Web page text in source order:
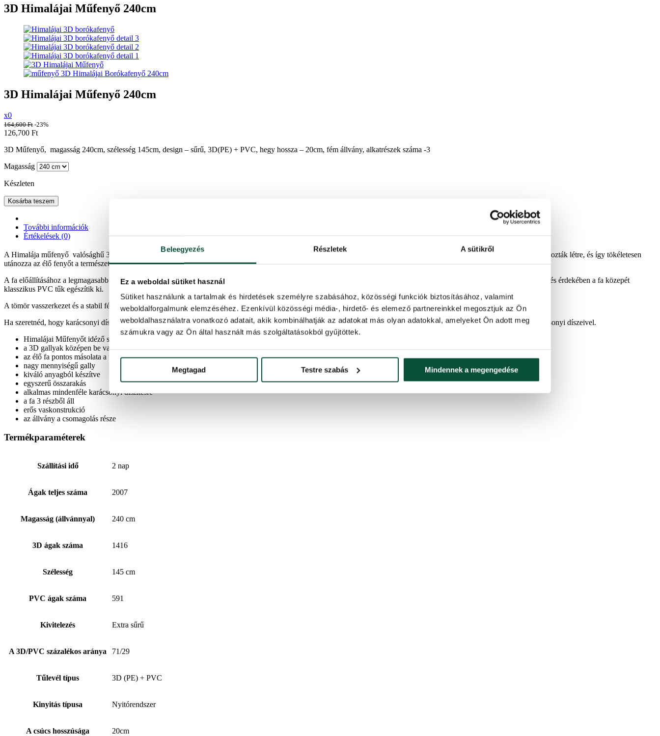
Beleegyezés Részletek A sütikről
Ez a weboldal sütiket használ
Sütiket használunk a tartalmak és hirdetések személyre szabásához, közösségi funkciók biztosításához, valamint
weboldalforgalmunk elemzéséhez. Ezenkívül közösségi média-, hirdető- és elemező partnereinkkel megosztjuk az Ön
weboldalhasználatra vonatkozó adatait, akik kombinálhatják az adatokat más olyan adatokkal, amelyeket Ön adott meg
számukra vagy az Ön által használt más szolgáltatásokból gyűjtöttek.
Megtagad Testre szabás Mindennek a megengedése
3D Himalájai Műfenyő 240cm
3D Himalájai Műfenyő 240cm
x0
164,600Ft -23%
126,700 Ft
3D Műfenyő, magasság 240cm, szélesség 145cm, design – sűrű, 3D(PE) + PVC, hegy hossza – 20cm, fém állvány, alkatrészek száma -3
Magasság
Készleten
Kosárba teszem
További információk
Értékelések (0)
A Himalája műfenyő valósághű 3D tűkkel rendelkezik, amelyek sötét zöld árnyalatúak. Ezt az exkluzív 3D tűt a valódi fenyőtűk öntéséből származó legújabb technológiákkal hozták létre, és így tökéletesen
utánozza az élő fenyőt a természetben.
A fa előállításához a legmagasabb minőségű PE és PVC anyagokat használják, amelynek köszönhetően évtizedek óta képes kiszolgálni Önt. A teljesebb és bolyhosabb megjelenés érdekében a fa közepét
klasszikus PVC tűk egészítik ki.
A tömör vasszerkezet és a stabil fémállvány nem kérdéses. Ezzel a fával senki sem fogja elhinni, hogy nem él.
Ha szeretnéd, hogy karácsonyi díszítésed tökéletesen össze legyen hangolva, ezt a terméket is kombinálhatod a3D-s Himalájai Borókafenyő karácsonyi kollekcióhasonló karácsonyi díszeivel.
Himalájai Műfenyőt idéző sötét 3D tűlevelek
a 3D gallyak középen be vannak sűrítve PVC ágakkal a sűrű megjelenés kedvéjért
az élő fa pontos másolata a természet által inspirálva
nagy mennyiségű gally
kiváló anyagból készítve
egyszerű összarakás
alkalmas mindenféle karácsonyi díszítésre
a fa 3 részből áll
erős vaskonstrukció
az állvány a csomagolás része
Termékparaméterek
Szállítási idő 2 nap
Ágak teljes száma 2007
Magasság (állvánnyal) 240 cm
3D ágak száma 1416
Szélesség 145 cm
PVC ágak száma 591
Kivitelezés Extra sűrű
A 3D/PVC százalékos aránya 71/29
Tűlevél típus 3D (PE) + PVC
Kinyitás típusa Nyitórendszer
A csúcs hosszúsága 20cm